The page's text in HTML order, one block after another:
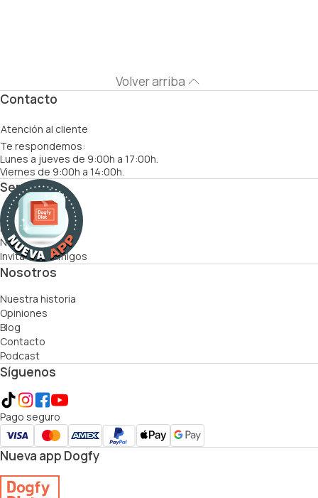
Volver arriba
Contacto
Atención al cliente
Te respondemos:
Lunes a jueves de 9:00h a 17:00h.
Viernes de 9:00h a 14:00h.
Servicios
Cómo funciona
Recetas
Nutricionistas
Invita a tus amigos
Nosotros
Nuestra historia
Opiniones
Blog
Contacto
Podcast
Síguenos
Pago seguro
Nueva app Dogfy